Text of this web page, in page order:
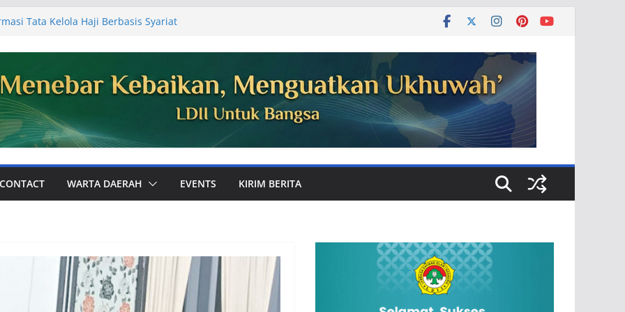
Tata Kelola Haji Berbasis Syariat
PC LDII Tualang
81, Warga PC LDII Dayun Gelar Kerja
Masjid
Kabupaten Siak Audiensi ke
Laporan Kegiatan Semester I
Pembinaan Karakter Generasi
Bola
CONTACT WARTA DAERAH EVENTS KIRIM BERITA